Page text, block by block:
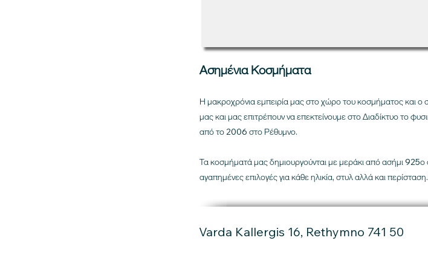
Ασημένια Κοσμήματα
Η μακροχρόνια εμπειρία μας στο χώρο του κοσμήματος και
μας και μας επιτρέπουν να επεκτείνουμε στο Διαδίκτυο το
από το 2006 στο Ρέθυμνο.
Τα κοσμήματά μας δημιουργούνται με μεράκι από ασήμι
αγαπημένες επιλογές για κάθε ηλικία, στυλ αλλά και
Varda Kallergis 16, Rethymno 741 50